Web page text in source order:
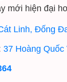
mới hiện đại
Linh, Đống
37 Hoàng Quốc